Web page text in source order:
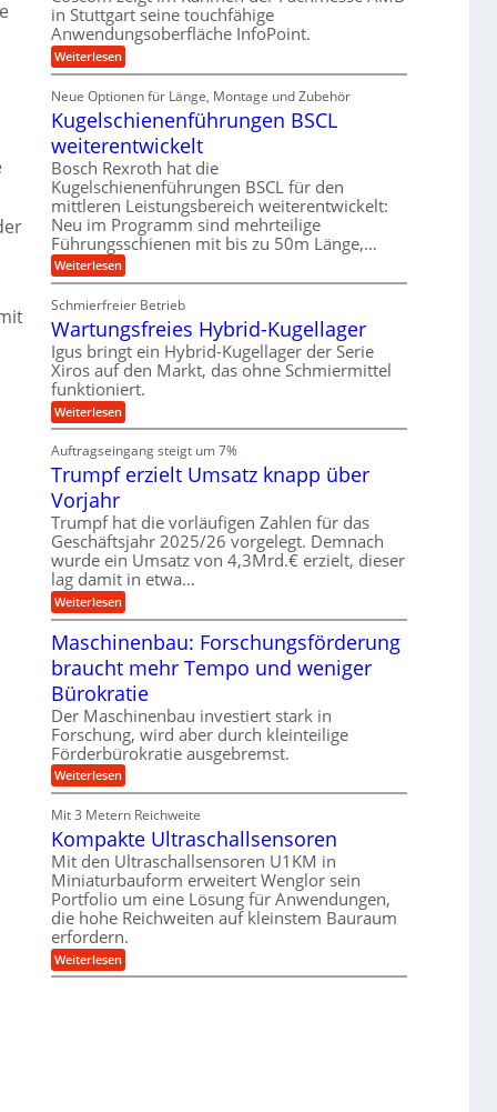
a
u
e
U
m
e
b
u
n
g
e
n
n
g
a
n
g
t
e
l
l
e
n
e
f
ü
r
p
r
z
s
e
H
u
b
b
e
w
e
u
n
g
e
n
i
o
n
f
ü
r
A
u
t
o
m
o
i
v
e
u
n
d
M
a
s
c
h
i
n
e
b
a
u
in Stuttgart seine touchfähige
Anwendungsoberfläche InfoPoint.
Weiterlesen:
D
g
i
t
a
l
e
r
W
e
r
k
z
e
u
k
r
e
i
s
l
a
f
Neue Optionen für Länge, Montage und Zubehör
Kugelschienenführungen BSCL
weiterentwickelt
Bosch Rexroth hat die
Kugelschienenführungen BSCL für den
mittleren Leistungsbereich weiterentwickelt:
Neu im Programm sind mehrteilige
Führungsschienen mit bis zu 50m Länge,…
Weiterlesen:
K
g
e
l
s
c
h
i
e
n
e
r
u
n
g
e
n
B
S
C
L
w
e
i
t
e
r
e
n
w
i
c
k
e
l
t
Schmierfreier Betrieb
Wartungsfreies Hybrid-Kugellager
Igus bringt ein Hybrid-Kugellager der Serie
Xiros auf den Markt, das ohne Schmiermittel
funktioniert.
Weiterlesen:
W
r
u
g
s
f
r
e
i
e
H
b
r
i
d
-
K
u
g
e
l
a
g
e
r
Auftragseingang steigt um 7%
Trumpf erzielt Umsatz knapp über
Vorjahr
Trumpf hat die vorläufigen Zahlen für das
Geschäftsjahr 2025/26 vorgelegt. Demnach
wurde ein Umsatz von 4,3Mrd.€ erzielt, dieser
lag damit in etwa…
Weiterlesen:
T
u
m
p
f
e
r
z
i
e
l
U
m
s
a
t
z
k
n
a
p
p
Maschinenbau: Forschungsförderung
braucht mehr Tempo und weniger
Bürokratie
Der Maschinenbau investiert stark in
Forschung, wird aber durch kleinteilige
Förderbürokratie ausgebremst.
Weiterlesen:
M
s
c
h
i
n
e
n
b
a
u
:
Mit 3 Metern Reichweite
Kompakte Ultraschallsensoren
Mit den Ultraschallsensoren U1KM in
Miniaturbauform erweitert Wenglor sein
Portfolio um eine Lösung für Anwendungen,
die hohe Reichweiten auf kleinstem Bauraum
erfordern.
Weiterlesen:
K